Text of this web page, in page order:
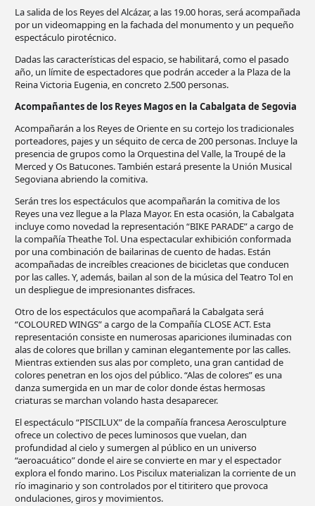
La salida de los Reyes del Alcázar, a las 19.00 horas, será acompañada
por un videomapping en la fachada del monumento y un pequeño
espectáculo pirotécnico.
Dadas las características del espacio, se habilitará, como el pasado
año, un límite de espectadores que podrán acceder a la Plaza de la
Reina Victoria Eugenia, en concreto 2.500 personas.
Acompañantes de los Reyes Magos en la Cabalgata de Segovia
Acompañarán a los Reyes de Oriente en su cortejo los tradicionales
porteadores, pajes y un séquito de cerca de 200 personas. Incluye la
presencia de grupos como la Orquestina del Valle, la Troupé de la
Merced y Os Batucones. También estará presente la Unión Musical
Segoviana abriendo la comitiva.
Serán tres los espectáculos que acompañarán la comitiva de los
Reyes una vez llegue a la Plaza Mayor. En esta ocasión, la Cabalgata
incluye como novedad la representación “BIKE PARADE” a cargo de
la compañía Theathe Tol. Una espectacular exhibición conformada
por una combinación de bailarinas de cuento de hadas. Están
acompañadas de increíbles creaciones de bicicletas que conducen
por las calles. Y, además, bailan al son de la música del Teatro Tol en
un despliegue de impresionantes disfraces.
Otro de los espectáculos que acompañará la Cabalgata será
“COLOURED WINGS” a cargo de la Compañía CLOSE ACT. Esta
representación consiste en numerosas apariciones iluminadas con
alas de colores que brillan y caminan elegantemente por las calles.
Mientras extienden sus alas por completo, una gran cantidad de
colores penetran en los ojos del público. “Alas de colores” es una
danza sumergida en un mar de color donde éstas hermosas
criaturas se marchan volando hasta desaparecer.
El espectáculo “PISCILUX” de la compañía francesa Aerosculpture
ofrece un colectivo de peces luminosos que vuelan, dan
profundidad al cielo y sumergen al público en un universo
“aeroacuático” donde el aire se convierte en mar y el espectador
explora el fondo marino. Los Piscilux materializan la corriente de un
río imaginario y son controlados por el titiritero que provoca
ondulaciones, giros y movimientos.